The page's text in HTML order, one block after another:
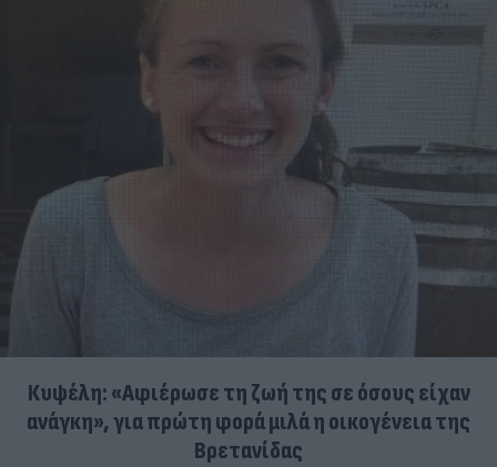
Κυψέλη: «Αφιέρωσε τη ζωή της σε όσους είχαν
ανάγκη», για πρώτη φορά μιλά η οικογένεια της
Βρετανίδας